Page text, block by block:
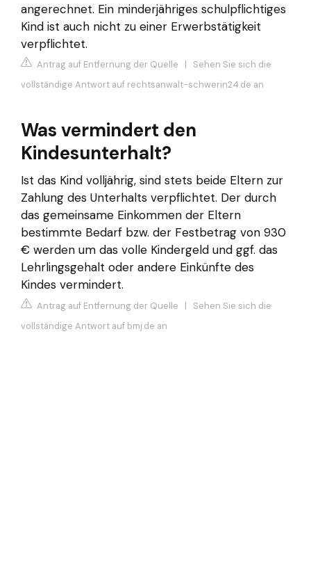
angerechnet. Ein minderjähriges schulpflichtiges
Kind ist auch nicht zu einer Erwerbstätigkeit
verpflichtet.
Antrag auf Entfernung der Quelle | Sehen Sie sich die
vollständige Antwort auf rechtsanwalt-schwerin24.de an
Was vermindert den
Kindesunterhalt?
Ist das Kind volljährig, sind stets beide Eltern zur
Zahlung des Unterhalts verpflichtet. Der durch
das gemeinsame Einkommen der Eltern
bestimmte Bedarf bzw. der Festbetrag von 930
€ werden um das volle Kindergeld und ggf. das
Lehrlingsgehalt oder andere Einkünfte des
Kindes vermindert.
Antrag auf Entfernung der Quelle | Sehen Sie sich die
vollständige Antwort auf bmj.de an